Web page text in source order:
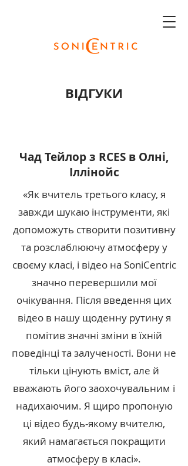
ВІДГУКИ
Чад Тейлор з RCES в Олні,
Іллінойс
«Як вчитель третього класу, я
завжди шукаю інструменти, які
допоможуть створити позитивну
та розслаблюючу атмосферу у
своєму класі, і відео на SoniCentric
значно перевершили мої
очікування. Після введення цих
відео в нашу щоденну рутину я
помітив значні зміни в їхній
поведінці та залученості. Вони не
тільки цінують вміст, але й
вважають його заохочувальним і
надихаючим. Я щиро пропоную
ці відео будь-якому вчителю,
який намагається покращити
атмосферу в класі».